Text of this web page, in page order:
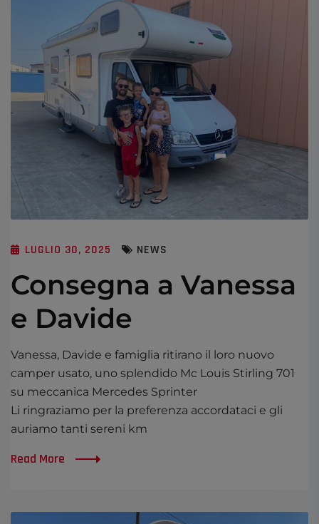
LUGLIO 30, 2025 NEWS
Consegna a Vanessa
e Davide
Vanessa, Davide e famiglia ritirano il loro nuovo
camper usato, uno splendido Mc Louis Stirling 701
su meccanica Mercedes Sprinter
Li ringraziamo per la preferenza accordataci e gli
auriamo tanti sereni km
Read More